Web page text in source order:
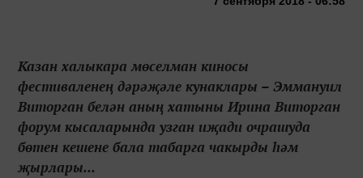
Казан халыкара мөселман киносы
фестиваленең дәрәҗәле кунаклары – Эммануил
Виторган белән аның хатыны Ирина Виторган
форум кысаларында узган иҗади очрашуда
бөтен кешене бала табарга чакырды һәм
җырлары...